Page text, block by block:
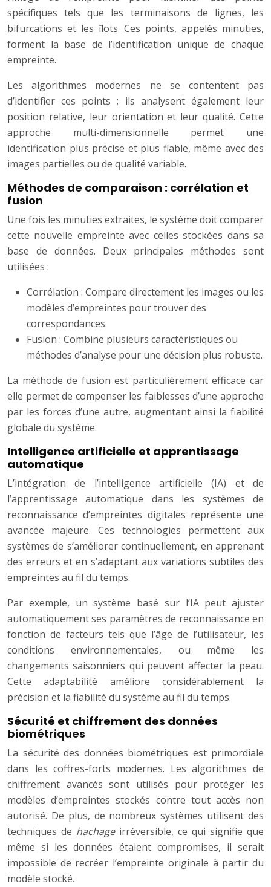
spécifiques tels que les terminaisons de lignes, les
bifurcations et les îlots. Ces points, appelés minuties,
forment la base de l’identification unique de chaque
empreinte.
Les algorithmes modernes ne se contentent pas
d’identifier ces points ; ils analysent également leur
position relative, leur orientation et leur qualité. Cette
approche multi-dimensionnelle permet une
identification plus précise et plus fiable, même avec des
images partielles ou de qualité variable.
Méthodes de comparaison : corrélation et
fusion
Une fois les minuties extraites, le système doit comparer
cette nouvelle empreinte avec celles stockées dans sa
base de données. Deux principales méthodes sont
utilisées :
Corrélation : Compare directement les images ou les
modèles d’empreintes pour trouver des
correspondances.
Fusion : Combine plusieurs caractéristiques ou
méthodes d’analyse pour une décision plus robuste.
La méthode de fusion est particulièrement efficace car
elle permet de compenser les faiblesses d’une approche
par les forces d’une autre, augmentant ainsi la fiabilité
globale du système.
Intelligence artificielle et apprentissage
automatique
L’intégration de l’intelligence artificielle (IA) et de
l’apprentissage automatique dans les systèmes de
reconnaissance d’empreintes digitales représente une
avancée majeure. Ces technologies permettent aux
systèmes de s’améliorer continuellement, en apprenant
des erreurs et en s’adaptant aux variations subtiles des
empreintes au fil du temps.
Par exemple, un système basé sur l’IA peut ajuster
automatiquement ses paramètres de reconnaissance en
fonction de facteurs tels que l’âge de l’utilisateur, les
conditions environnementales, ou même les
changements saisonniers qui peuvent affecter la peau.
Cette adaptabilité améliore considérablement la
précision et la fiabilité du système au fil du temps.
Sécurité et chiffrement des données
biométriques
La sécurité des données biométriques est primordiale
dans les coffres-forts modernes. Les algorithmes de
chiffrement avancés sont utilisés pour protéger les
modèles d’empreintes stockés contre tout accès non
autorisé. De plus, de nombreux systèmes utilisent des
techniques de hachage irréversible, ce qui signifie que
même si les données étaient compromises, il serait
impossible de recréer l’empreinte originale à partir du
modèle stocké.